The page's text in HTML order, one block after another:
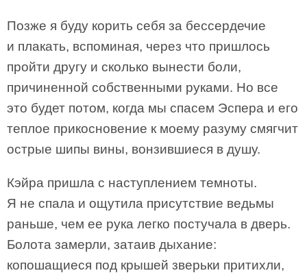
Позже я буду корить себя за бессердечие
и плакать, вспоминая, через что пришлось
пройти другу и сколько вынести боли,
причиненной собственными руками. Но все
это будет потом, когда мы спасем Эспера и его
теплое прикосновение к моему разуму смягчит
острые шипы вины, вонзившиеся в душу.
Кэйра пришла с наступлением темноты.
Я не спала и ощутила присутствие ведьмы
раньше, чем ее рука легко постучала в дверь.
Болота замерли, затаив дыхание:
копошащиеся под крышей зверьки притихли,